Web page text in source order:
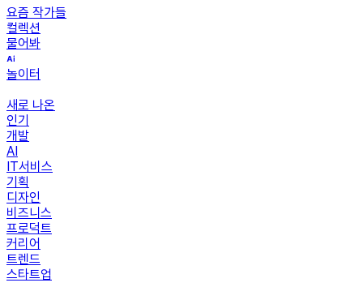
요즘 작가들
컬렉션
물어봐
놀이터
새로 나온
인기
개발
AI
IT서비스
기획
디자인
비즈니스
프로덕트
커리어
트렌드
스타트업